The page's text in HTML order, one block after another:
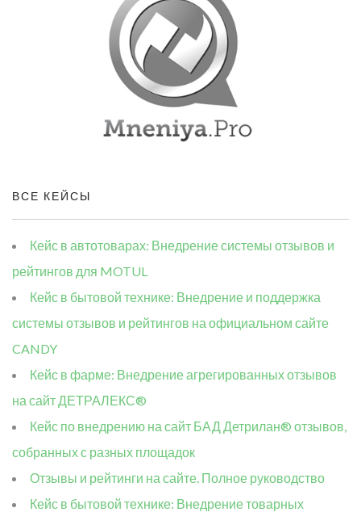
ВСЕ КЕЙСЫ
Кейс в автотоварах: Внедрение системы отзывов и
рейтингов для MOTUL
Кейс в бытовой технике: Внедрение и поддержка
системы отзывов и рейтингов на официальном сайте
CANDY
Кейс в фарме: Внедрение агрегированных отзывов
на сайт ДЕТРАЛЕКС®
Кейс по внедрению на сайт БАД Детрилан® отзывов,
собранных с разных площадок
Отзывы и рейтинги на сайте. Полное руководство
Кейс в бытовой технике: Внедрение товарных